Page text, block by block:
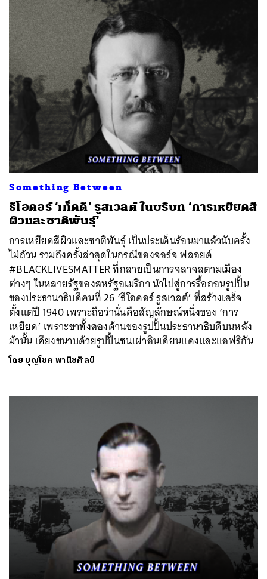
Something Between
ธีโอดอร์ ‘เท็ดดี’ รูสเวลต์ ในบริบท ‘การเหยียดสี
ผิวและชาติพันธุ์’
การเหยียดสีผิวและชาติพันธ์ุ เป็นประเด็นร้อนมาแล้วนับครั้ง
ไม่ถ้วน รวมถึงครั้งล่าสุดในกรณีของจอร์จ ฟลอยด์
#BLACKLIVESMATTER ที่กลายเป็นการจลาจลตามเมือง
ต่างๆ ในหลายรัฐของสหรัฐอเมริกา นำไปสู่การรื้อถอนรูปปั้น
ของประธานาธิบดีคนที่ 26 ‘ธีโอดอร์ รูสเวลต์’ ที่สร้างเสร็จ
ตั้งแต่ปี 1940 เพราะถือว่านั่นคือสัญลักษณ์หนึ่งของ ‘การ
เหยียด’ เพราะขาทั้งสองด้านของรูปปั้นประธานาธิบดีบนหลัง
ม้านั้น เคียงขนาบด้วยรูปปั้นชนเผ่าอินเดียนแดงและแอฟริกัน
โดย บุญโชค พานิชศิลป์